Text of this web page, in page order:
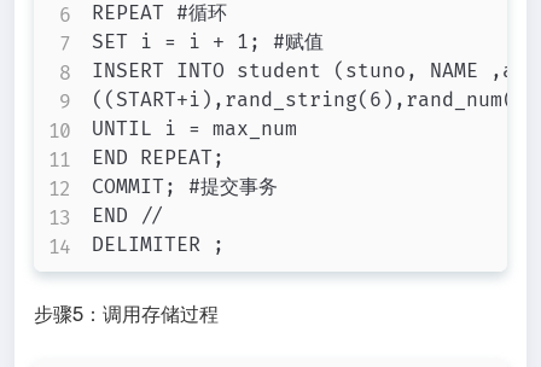
REPEAT #循环
SET i = i + 1; #赋值
INSERT INTO student (stuno, NAME
UNTIL i = max_num
END REPEAT;
COMMIT; #提交事务
END //
步骤5：调用存储过程